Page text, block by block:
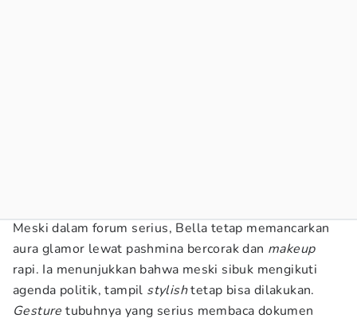
Meski dalam forum serius, Bella tetap memancarkan
aura glamor lewat pashmina bercorak dan makeup
rapi. Ia menunjukkan bahwa meski sibuk mengikuti
agenda politik, tampil stylishtetap bisa dilakukan.
Gesture tubuhnya yang serius membaca dokumen